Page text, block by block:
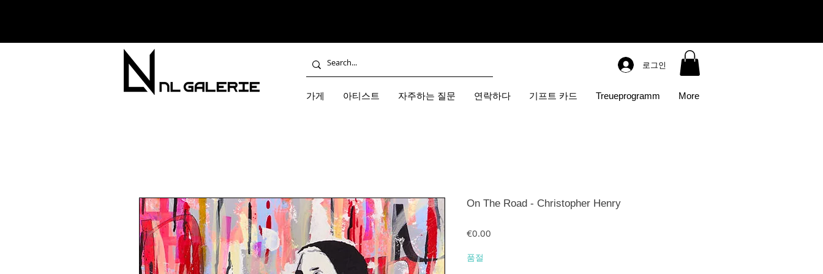
로그인
가게 아티스트 자주하는 질문 연락하다 기프트 카드 Treueprogramm More
On The Road - Christopher Henry
€0.00
품절